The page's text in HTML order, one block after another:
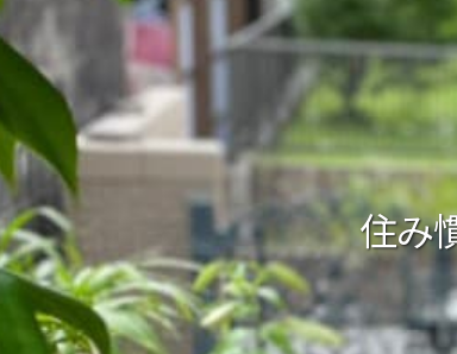
住み